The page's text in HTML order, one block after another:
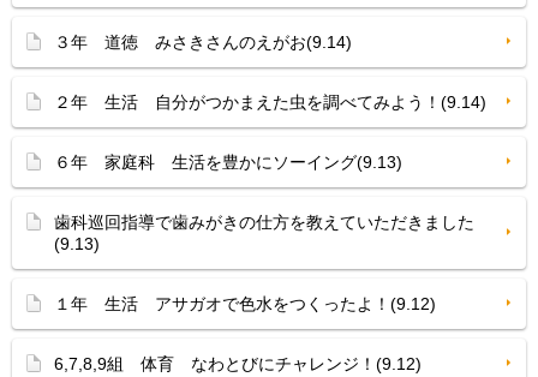
３年 道徳 みさきさんのえがお(9.14)
２年 生活 自分がつかまえた虫を調べてみよう！(9.14)
６年 家庭科 生活を豊かにソーイング(9.13)
歯科巡回指導で歯みがきの仕方を教えていただきました
(9.13)
１年 生活 アサガオで色水をつくったよ！(9.12)
6,7,8,9組 体育 なわとびにチャレンジ！(9.12)